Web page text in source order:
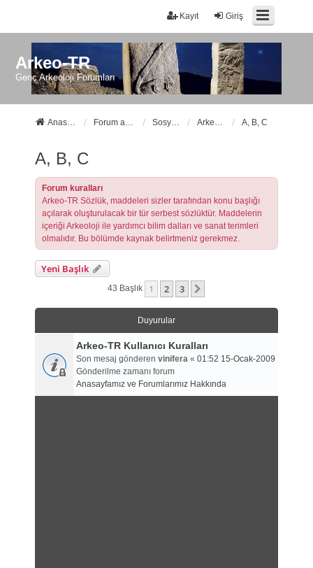
Giriş
Kayıt
Arkeo-TR
Genç Arkeoloji Forumları
Anasayfa Forum ana sayfa Sosyal Forumlarımız Arkeo-TR Sözlük A, B, C
A, B, C
Forum kuralları
Arkeo-TR Sözlük, maddeleri sizler tarafından konu başlığı
açılarak oluşturulacak bir tür serbest sözlüktür. Maddelerin
içeriği Arkeoloji ile yardımcı bilim dalları ve sanat terimleri
olmalıdır. Bu bölümde kaynak belirtmeniz gerekmez.
Yeni Başlık
43 Başlık 1 2 3
Duyurular
Arkeo-TR Kullanıcı Kuralları
Son mesaj gönderen vinifera« 01:52 15-Ocak-2009
Gönderilme zamanı forum
Anasayfamız ve Forumlarımız Hakkında